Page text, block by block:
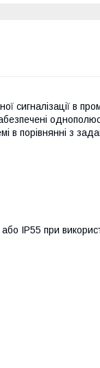
сигналізації в
в порівнянні з
IP55 при